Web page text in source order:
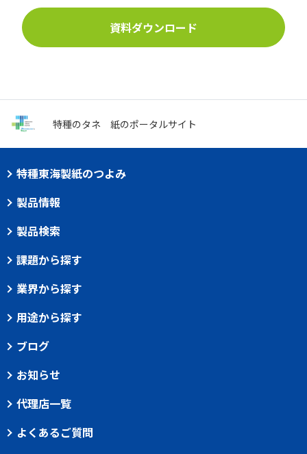
資料ダウンロード
特種のタネ 紙のポータルサイト
特種東海製紙のつよみ
製品情報
製品検索
課題から探す
業界から探す
用途から探す
ブログ
お知らせ
代理店一覧
よくあるご質問